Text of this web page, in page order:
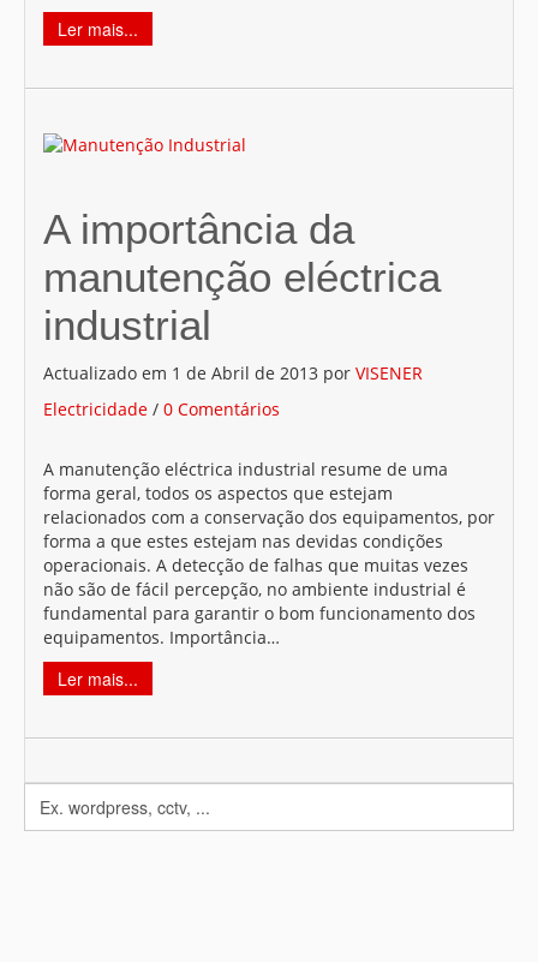
Ler mais...
A importância da
manutenção eléctrica
industrial
Actualizado em 1 de Abril de 2013 por VISENER
Electricidade / 0 Comentários
A manutenção eléctrica industrial resume de uma
forma geral, todos os aspectos que estejam
relacionados com a conservação dos equipamentos, por
forma a que estes estejam nas devidas condições
operacionais. A detecção de falhas que muitas vezes
não são de fácil percepção, no ambiente industrial é
fundamental para garantir o bom funcionamento dos
equipamentos. Importância…
Ler mais...